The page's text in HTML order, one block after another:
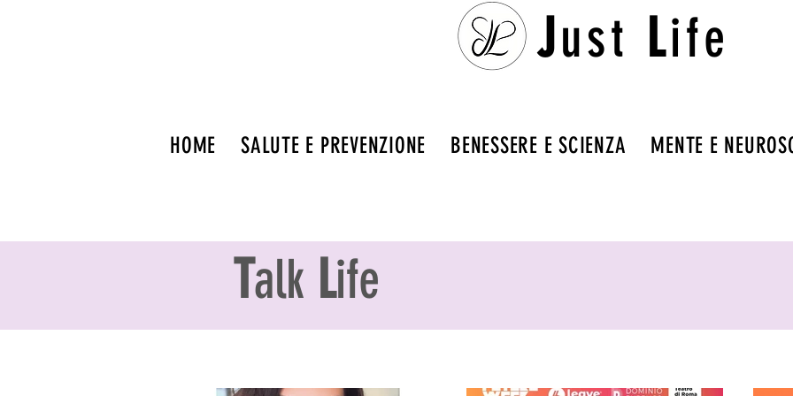
Just Life
HOME SALUTE E PREVENZIONE BENESSERE E SCIENZA MENTE E
Talk Life